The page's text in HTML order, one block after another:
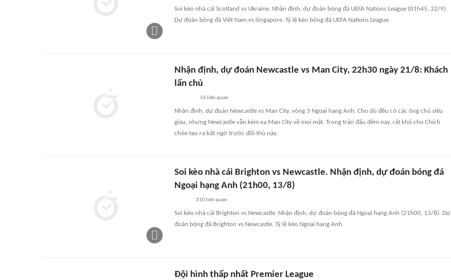
Soi kèo nhà cái Scotland vs Ukraine. Nhận định, dự đoán bóng đá UEFA Nations League (01h45, 22/9).
Dự đoán bóng đá Việt Nam vs Singapore. Tỷ lệ kèo bóng đá UEFA Nations League.
Nhận định, dự đoán Newcastle vs Man City, 22h30 ngày 21/8: Khách
lấn chủ
16 liên quan
Nhận định, dự đoán Newcastle vs Man City, vòng 3 Ngoại hạng Anh. Cho dù đều có các ông chủ siêu
giàu, nhưng Newcastle vẫn kém xa Man City về mọi mặt. Trong trận đấu đêm nay, rất khó cho Chích
chòe tạo ra bất ngờ trước đối thủ này.
Soi kèo nhà cái Brighton vs Newcastle. Nhận định, dự đoán bóng đá
Ngoại hạng Anh (21h00, 13/8)
310 liên quan
Soi kèo nhà cái Brighton vs Newcastle. Nhận định, dự đoán bóng đá Ngoại hạng Anh (21h00, 13/8). Dự
đoán bóng đá Brighton vs Newcastle. Tỷ lệ kèo Ngoại hạng Anh.
Đội hình thấp nhất Premier League